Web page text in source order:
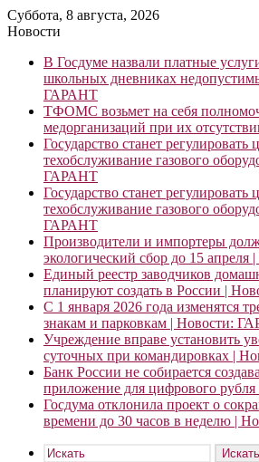
Суббота, 8 августа, 2026
Новости
В Госдуме назвали платные
школьных дневниках
ГАРАНТ
ТФОМС возьмет на себя
медорганизаций при их
Государство станет регулировать
техобслуживание газового
ГАРАНТ
Государство станет регулировать
техобслуживание газового
ГАРАНТ
Производители и импортеры
экологический сбор до 15
Единый реестр заводчиков
планируют создать в России |
С 1 января 2026 года изменятся
знакам и парковкам | Новости:
Учреждение вправе установить
суточных при командировках |
Банк России не собирается
приложение для цифрового
Госдума отклонила проект о
времени до 30 часов в неделю |
Искать